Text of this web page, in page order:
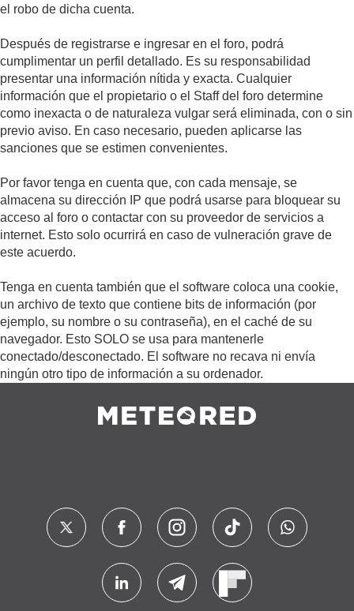
el robo de dicha cuenta.
Después de registrarse e ingresar en el foro, podrá
cumplimentar un perfil detallado. Es su responsabilidad
presentar una información nítida y exacta. Cualquier
información que el propietario o el Staff del foro determine
como inexacta o de naturaleza vulgar será eliminada, con o sin
previo aviso. En caso necesario, pueden aplicarse las
sanciones que se estimen convenientes.
Por favor tenga en cuenta que, con cada mensaje, se
almacena su dirección IP que podrá usarse para bloquear su
acceso al foro o contactar con su proveedor de servicios a
internet. Esto solo ocurrirá en caso de vulneración grave de
este acuerdo.
Tenga en cuenta también que el software coloca una cookie,
un archivo de texto que contiene bits de información (por
ejemplo, su nombre o su contraseña), en el caché de su
navegador. Esto SOLO se usa para mantenerle
conectado/desconectado. El software no recava ni envía
ningún otro tipo de información a su ordenador.